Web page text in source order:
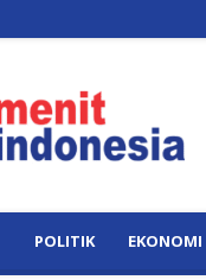
Indonesia
POLITIK EKONOMI